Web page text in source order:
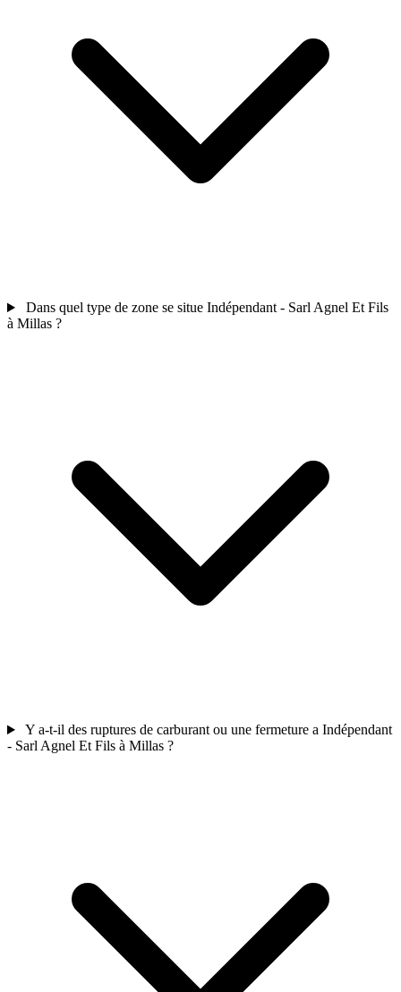
Dans quel type de zone se situe Indépendant - Sarl Agnel Et Fils
à Millas ?
Y a-t-il des ruptures de carburant ou une fermeture a Indépendant
- Sarl Agnel Et Fils à Millas ?